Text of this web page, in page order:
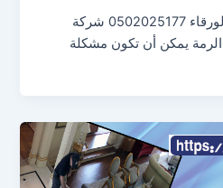
شركة مكافحة الرمة فى الورقاء 0502025177 شركة
يمكن أن تكون مشكلة